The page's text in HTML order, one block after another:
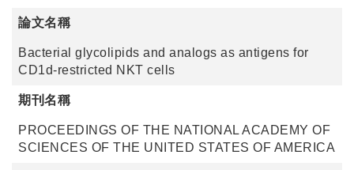
論文名稱
Bacterial glycolipids and analogs as antigens for
CD1d-restricted NKT cells
期刊名稱
PROCEEDINGS OF THE NATIONAL ACADEMY OF
SCIENCES OF THE UNITED STATES OF AMERICA